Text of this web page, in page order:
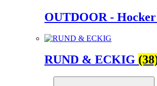
OUTDOOR - Hocker
RUND & ECKIG